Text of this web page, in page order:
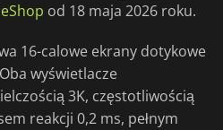
od 18 maja 2026 roku.
16-calowe ekrany dotykowe
wyświetlacze
3K, częstotliwością
reakcji 0,2 ms, pełnym